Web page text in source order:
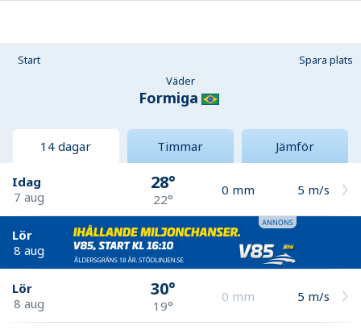
Start
Spara plats
Väder
Formiga
14 dagar Timmar Jämför
Idag
7 aug
28°
22°
0 mm 5 m/s
Lör
8 aug
Lör
8 aug
30°
19°
0 mm 5 m/s